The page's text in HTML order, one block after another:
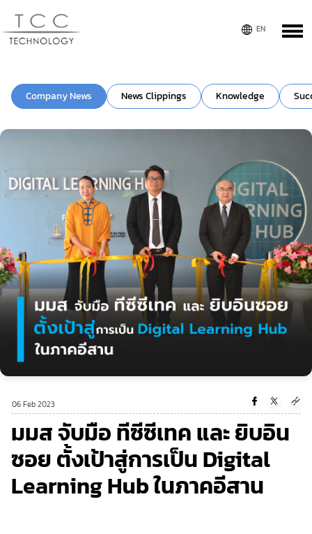
Company News News Clippings Knowledge
06 Feb 2023
มมส จับมือ ทีซีซีเทค และ ยิบอิน
ซอย ตั้งเป้าสู่การเป็น Digital
Learning Hub ในภาคอีสาน